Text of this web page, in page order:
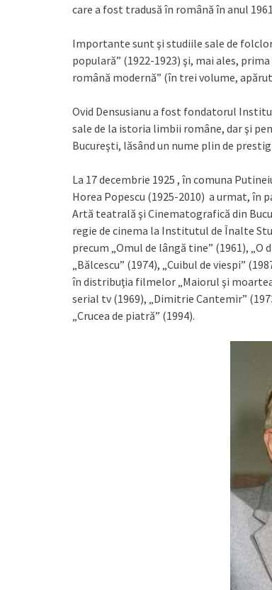
care a fost tradusă în română în anul
Importante sunt şi studiile sale de
populară” (1922-1923) şi, mai ales,
română modernă” (în trei volume,
Ovid Densusianu a fost fondatorul
sale de la istoria limbii române, dar şi
Bucureşti, lăsând un nume plin de
La 17 decembrie 1925 , în comuna
Horea Popescu (1925-2010) a urmat, în
Artă teatrală şi Cinematografică din
regie de cinema la Institutul de Înalte
precum „Omul de lângă tine” (1961), „O
„Bălcescu” (1974), „Cuibul de viespi”
în distribuţia filmelor „Maiorul şi
serial tv (1969), „Dimitrie Cantemir”
„Crucea de piatră” (1994).